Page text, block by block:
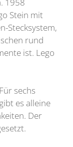
Stein mit
Stecksystem,
rund
ist. Lego
sechs
es alleine
Der